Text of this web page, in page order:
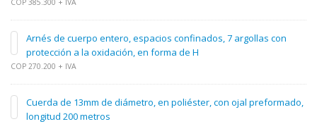
COP 385.300 + IVA
Arnés de cuerpo entero, espacios confinados, 7 argollas con
protección a la oxidación, en forma de H
COP 270.200 + IVA
Cuerda de 13mm de diámetro, en poliéster, con ojal preformado,
longitud 200 metros